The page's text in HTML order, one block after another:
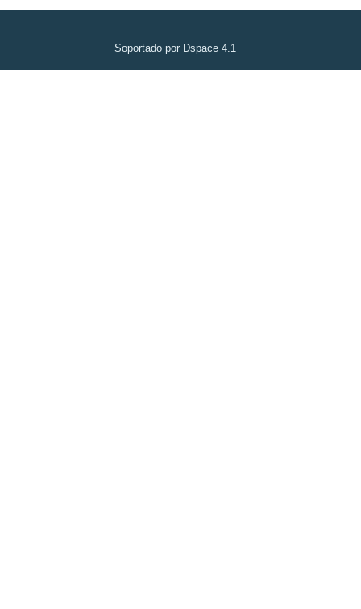
Soportado por Dspace 4.1